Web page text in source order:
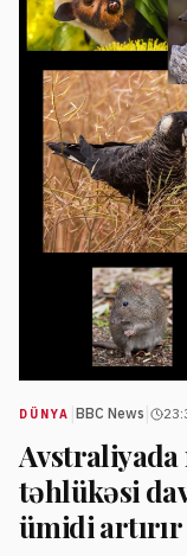
DÜNYA BBC News
Avstraliyada
təhlükəsi
ümidi artırır